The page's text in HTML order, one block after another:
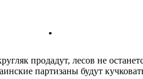
.
продадут, лесов не
партизаны будут